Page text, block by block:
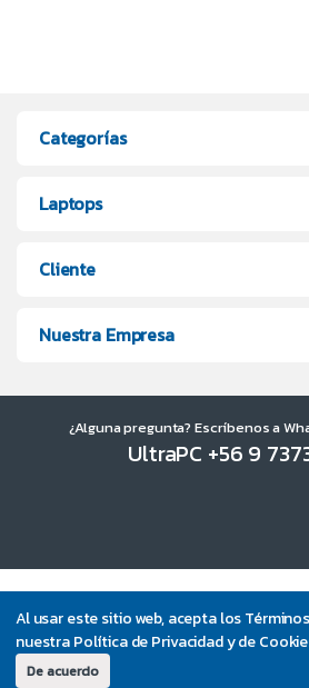
Al usar este sitio web, acepta los
nuestra Política de Privacidad y de
De acuerdo
Categorías
Laptops
Cliente
Nuestra Empresa
¿Alguna pregunta? Escríbenos a
UltraPC +56 9